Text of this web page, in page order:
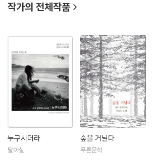
조그만 어촌에서 선주(船主)의 막내딸로 태어났다.
경인일보 신춘문예에 '시'가 당선했으며, 현대시학
다. 저서로는 시집 『겨울 판화』, 『나는 열고 싶다』,
절』, 『슬픈 농담』, 산문집 『그대, 마르지 않는 사랑
다운 선물』, 여행서 『마음의 고향을 찾아가는 여행,
즐거움, 명상산책』, 『걸어서 히말라야』, 『아프리카
행』, 『사색기행』, 『나는 캠퍼밴 타고 뉴질랜드 여행
작가의 전체작품
누구시더라
달아실
숲을 거닐다
푸른문학